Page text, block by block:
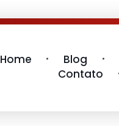
Home Blog
Contato